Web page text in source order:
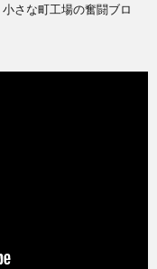
さな町工場の奮闘ブロ